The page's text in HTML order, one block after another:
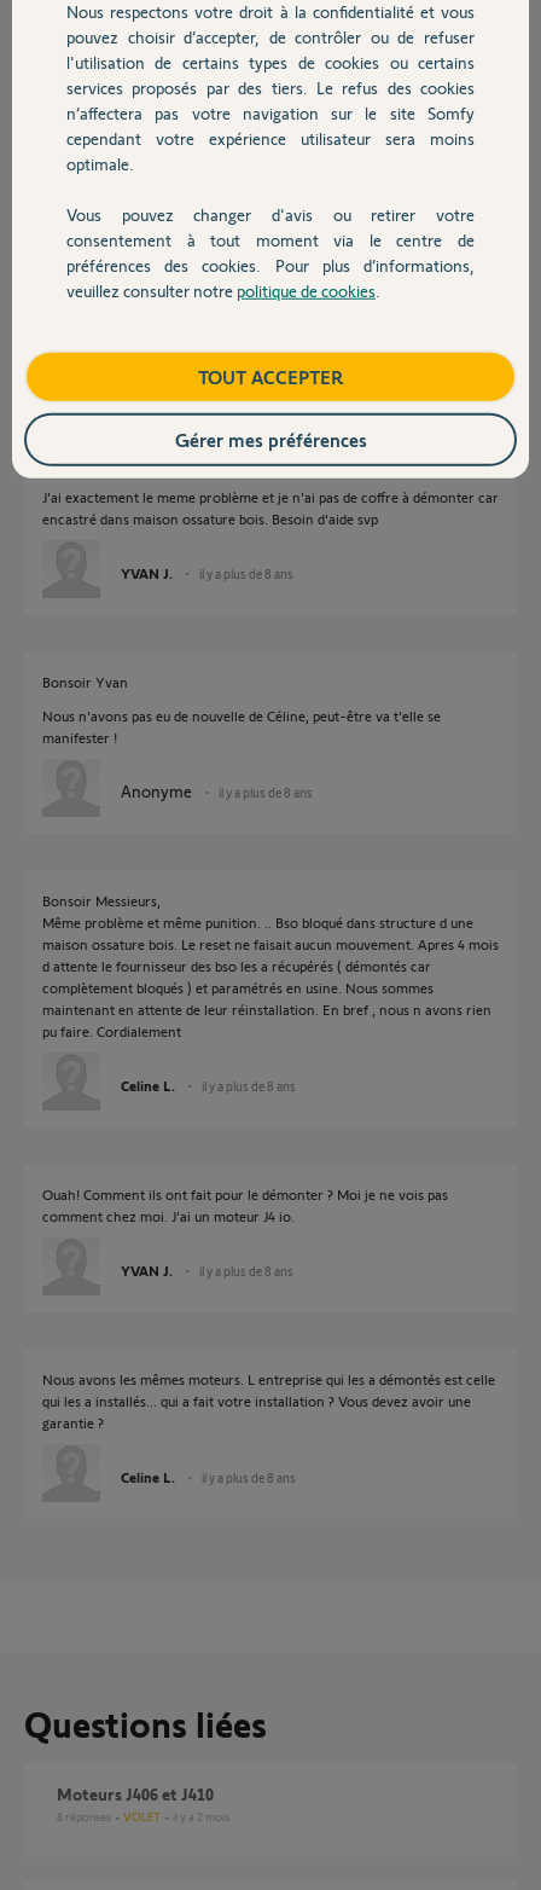
Chauffage
Autres produits
Devis avec un pro
Contact
Celine L.
il y a presque 9 ans
Participer au fil de discussion
Réponses
Bonsoir
il y a plus de 8 ans
J'ai exactement le meme problème et je n'ai pas de coffre à démonter car
encastré dans maison ossature bois. Besoin d'aide svp
YVAN J. il y a plus de 8 ans
Bonsoir Yvan
Nous n'avons pas eu de nouvelle de Céline, peut-être va t'elle se
manifester !
Anonyme il y a plus de 8 ans
Bonsoir Messieurs,
Même problème et même punition. .. Bso bloqué dans structure d une
maison ossature bois. Le reset ne faisait aucun mouvement. Apres 4 mois
d attente le fournisseur des bso les a récupérés ( démontés car
complètement bloqués ) et paramétrés en usine. Nous sommes
maintenant en attente de leur réinstallation. En bref , nous n avons rien
pu faire. Cordialement
Celine L. il y a plus de 8 ans
Ouah! Comment ils ont fait pour le démonter ? Moi je ne vois pas
comment chez moi. J’ai un moteur J4 io.
YVAN J. il y a plus de 8 ans
Nous avons les mêmes moteurs. L entreprise qui les a démontés est celle
qui les a installés... qui a fait votre installation ? Vous devez avoir une
garantie ?
Celine L. il y a plus de 8 ans
Questions liées
Moteurs J406 et J410
8 réponses VOLET il y a 2 mois
Nous respectons votre droit à la confidentialité et vous
pouvez choisir d’accepter, de contrôler ou de refuser
l'utilisation de certains types de cookies ou certains
services proposés par des tiers. Le refus des cookies
n’affectera pas votre navigation sur le site Somfy
cependant votre expérience utilisateur sera moins
optimale.
Vous pouvez changer d'avis ou retirer votre
consentement à tout moment via le centre de
préférences des cookies. Pour plus d’informations,
veuillez consulter notre politique de cookies
TOUT ACCEPTER
Gérer mes préférences